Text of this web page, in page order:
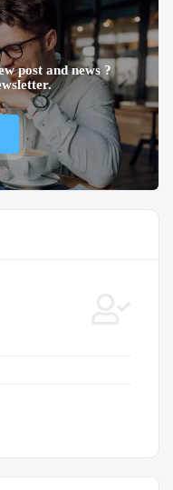
post and news ?